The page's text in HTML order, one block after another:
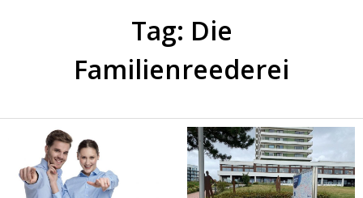
Tag: Die
Familienreederei